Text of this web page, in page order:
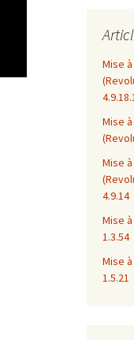
Mise
Mise
Mise
4.9.14
Mise
1.3.54
Mise
1.5.21